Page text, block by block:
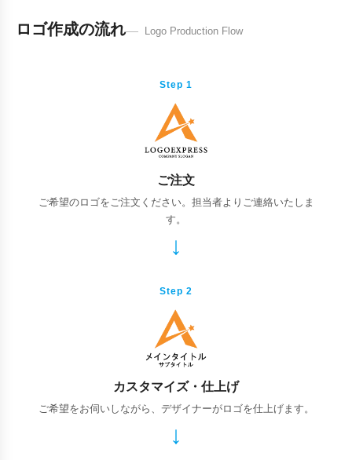
ロゴ作成の流れ Logo Production Flow
Step 1
ご注文
ご希望のロゴをご注文ください。担当者よりご連絡いたしま
す。
Step 2
カスタマイズ・仕上げ
ご希望をお伺いしながら、デザイナーがロゴを仕上げます。